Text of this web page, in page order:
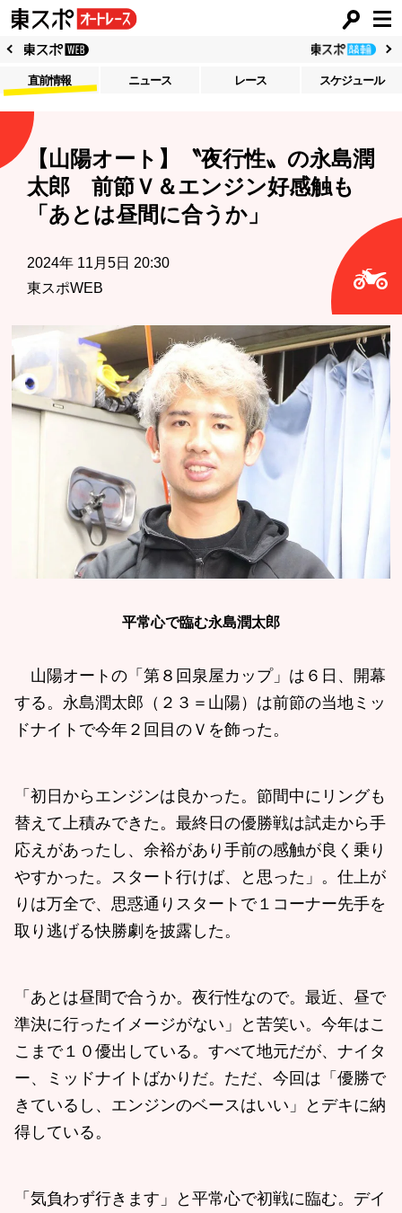
直前情報 ニュース レース スケジュール
【山陽オート】〝夜行性〟の永島潤
太郎 前節Ｖ＆エンジン好感触も
「あとは昼間に合うか」
2024年 11月5日 20:30
東スポWEB
平常心で臨む永島潤太郎
山陽オートの「第８回泉屋カップ」は６日、開幕
する。永島潤太郎（２３＝山陽）は前節の当地ミッ
ドナイトで今年２回目のＶを飾った。
「初日からエンジンは良かった。節間中にリングも
替えて上積みできた。最終日の優勝戦は試走から手
応えがあったし、余裕があり手前の感触が良く乗り
やすかった。スタート行けば、と思った」。仕上が
りは万全で、思惑通りスタートで１コーナー先手を
取り逃げる快勝劇を披露した。
「あとは昼間で合うか。夜行性なので。最近、昼で
準決に行ったイメージがない」と苦笑い。今年はこ
こまで１０優出している。すべて地元だが、ナイタ
ー、ミッドナイトばかりだ。ただ、今回は「優勝で
きているし、エンジンのベースはいい」とデキに納
得している。
「気負わず行きます」と平常心で初戦に臨む。デイ